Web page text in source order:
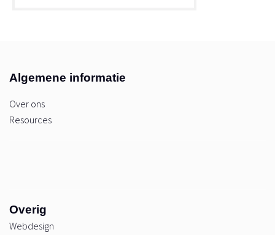
Algemene informatie
Over ons
Resources
Overig
Webdesign